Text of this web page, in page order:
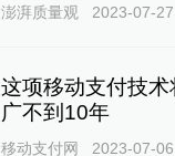
澎湃质量观 2023-07-27
这项移动支付技
广不到10年
移动支付网 2023-07-06